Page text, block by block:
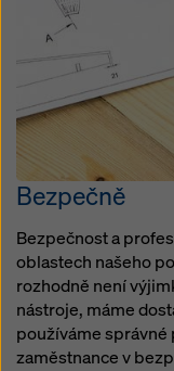
Bezpečně
Bezpečnost a
oblastech našeho
rozhodně není
nástroje, máme
používáme správné
zaměstnance v